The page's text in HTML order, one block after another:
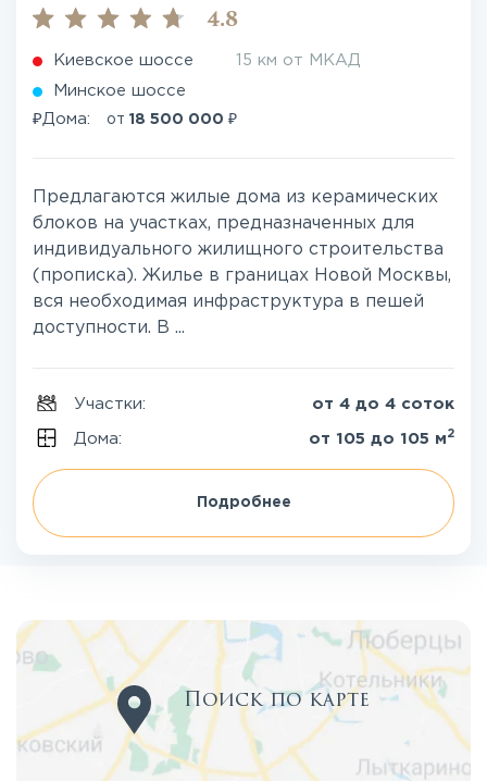
4.8
Киевское шоссе 15 км от МКАД
Минское шоссе
₽Дома: от 18 500 000 ₽
Предлагаются жилые дома из керамических
блоков на участках, предназначенных для
индивидуального жилищного строительства
(прописка). Жилье в границах Новой Москвы,
вся необходимая инфраструктура в пешей
доступности. В ...
Участки: от 4 до 4 соток
Дома: от 105 до 105 м 2
Подробнее
Поиск по карте